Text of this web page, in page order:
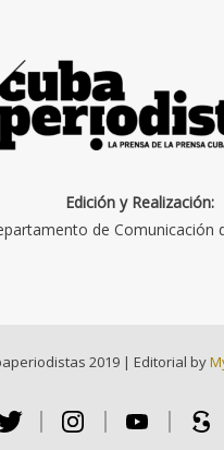
Edición y Realización:
de Comunicación
2019 | Editorial by
Instagram Youtube Scribd